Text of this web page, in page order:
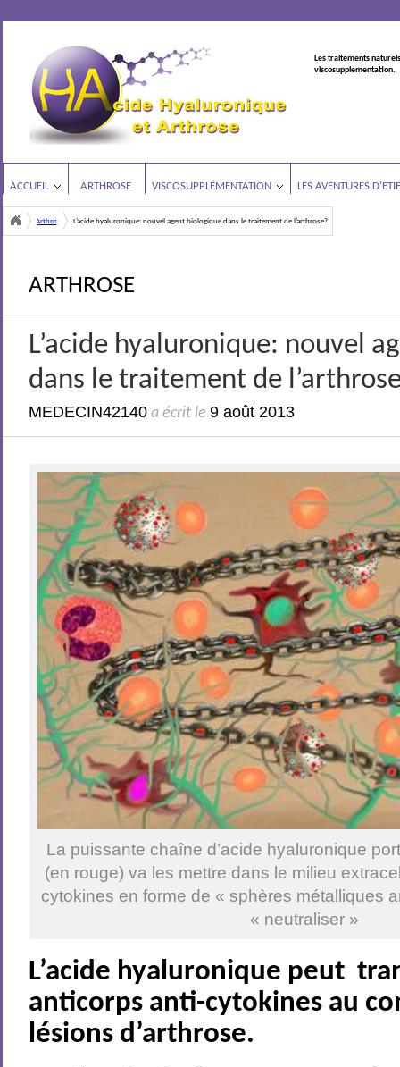
Les traitements
viscosupplementation.
ACCUEIL ARTHROSE VISCOSUPPLÉMENTATION LES AVENTURES
Arthrose L’acide hyaluronique: nouvel agent biologique dans le traitement de l’arthrose?
ARTHROSE
L’acide hyaluronique: nouvel
dans le traitement de
MEDECIN42140 a écrit le9 août 2013
La puissante chaîne d’acide hyaluronique
(en rouge) va les mettre dans le milieu
cytokines en forme de « sphères métalliques
« neutraliser »
L’acide hyaluronique peut
anticorps anti-cytokines au
lésions d’arthrose.